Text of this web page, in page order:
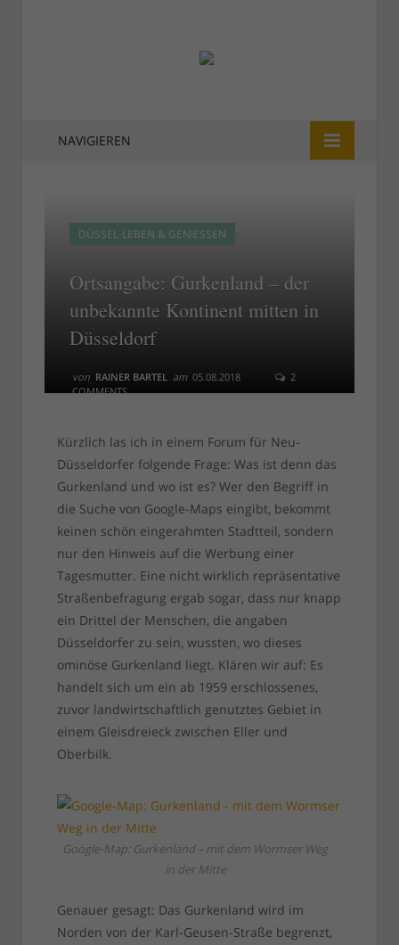
NAVIGIEREN
DÜSSEL-LEBEN & GENIESSEN
Ortsangabe: Gurkenland – der
unbekannte Kontinent mitten in
Düsseldorf
von RAINER BARTEL am 05.08.2018
2
COMMENTS
Kürzlich las ich in einem Forum für Neu-
Düsseldorfer folgende Frage: Was ist denn das
Gurkenland und wo ist es? Wer den Begriff in
die Suche von Google-Maps eingibt, bekommt
keinen schön eingerahmten Stadtteil, sondern
nur den Hinweis auf die Werbung einer
Tagesmutter. Eine nicht wirklich repräsentative
Straßenbefragung ergab sogar, dass nur knapp
ein Drittel der Menschen, die angaben
Düsseldorfer zu sein, wussten, wo dieses
ominöse Gurkenland liegt. Klären wir auf: Es
handelt sich um ein ab 1959 erschlossenes,
zuvor landwirtschaftlich genutztes Gebiet in
einem Gleisdreieck zwischen Eller und
Oberbilk.
Google-Map: Gurkenland – mit dem Wormser Weg
in der Mitte
Genauer gesagt: Das Gurkenland wird im
Norden von der Karl-Geusen-Straße begrenzt,